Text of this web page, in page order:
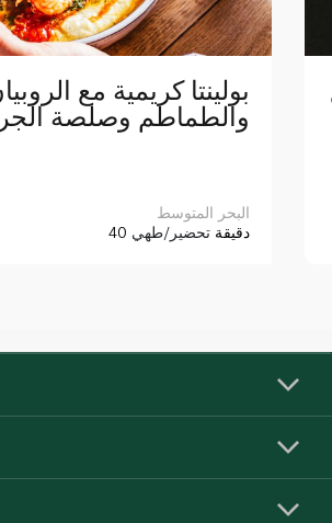
بولينتا كريمية مع
والطماطم وصلصة
البحر المتوسط
40 دقيقة تحضير/طهي